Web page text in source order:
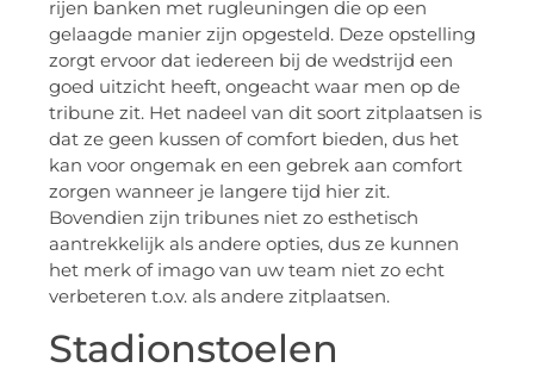
rijen banken met rugleuningen die op een
gelaagde manier zijn opgesteld. Deze opstelling
zorgt ervoor dat iedereen bij de wedstrijd een
goed uitzicht heeft, ongeacht waar men op de
tribune zit. Het nadeel van dit soort zitplaatsen is
dat ze geen kussen of comfort bieden, dus het
kan voor ongemak en een gebrek aan comfort
zorgen wanneer je langere tijd hier zit.
Bovendien zijn tribunes niet zo esthetisch
aantrekkelijk als andere opties, dus ze kunnen
het merk of imago van uw team niet zo echt
verbeteren t.o.v. als andere zitplaatsen.
Stadionstoelen